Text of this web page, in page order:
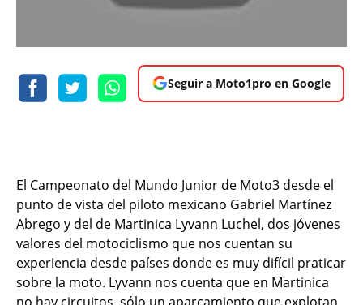
Seguir a Moto1pro en Google
El Campeonato del Mundo Junior de Moto3 desde el
punto de vista del piloto mexicano Gabriel Martínez
Abrego y del de Martinica Lyvann Luchel, dos jóvenes
valores del motociclismo que nos cuentan su
experiencia desde países donde es muy difícil praticar
sobre la moto. Lyvann nos cuenta que en Martinica